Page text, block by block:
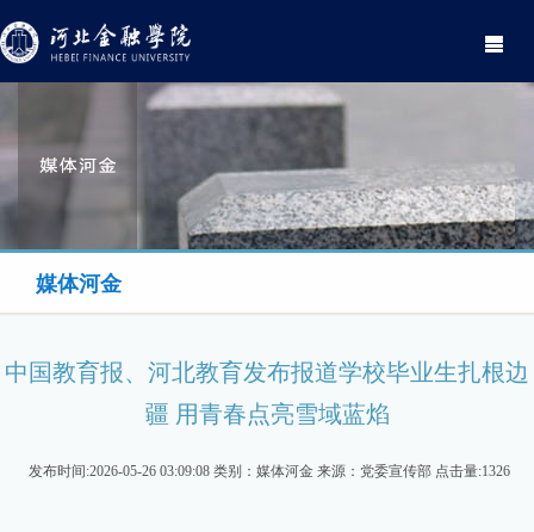
Toggle
媒体河金
中国教育报、河北教育发布报道学校毕业生扎根边
疆 用青春点亮雪域蓝焰
发布时间:2026-05-26 03:09:08 类别：媒体河金 来源：党委宣传部 点击量:1326